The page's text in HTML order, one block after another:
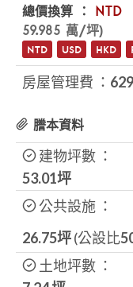
總價換算 ： NTD
59.985 萬/坪)
NTD USD HKD
房屋管理費 ：
謄本資料
建物坪數 ：
53.01坪
公共設施 ：
26.75坪(公設比
土地坪數 ：